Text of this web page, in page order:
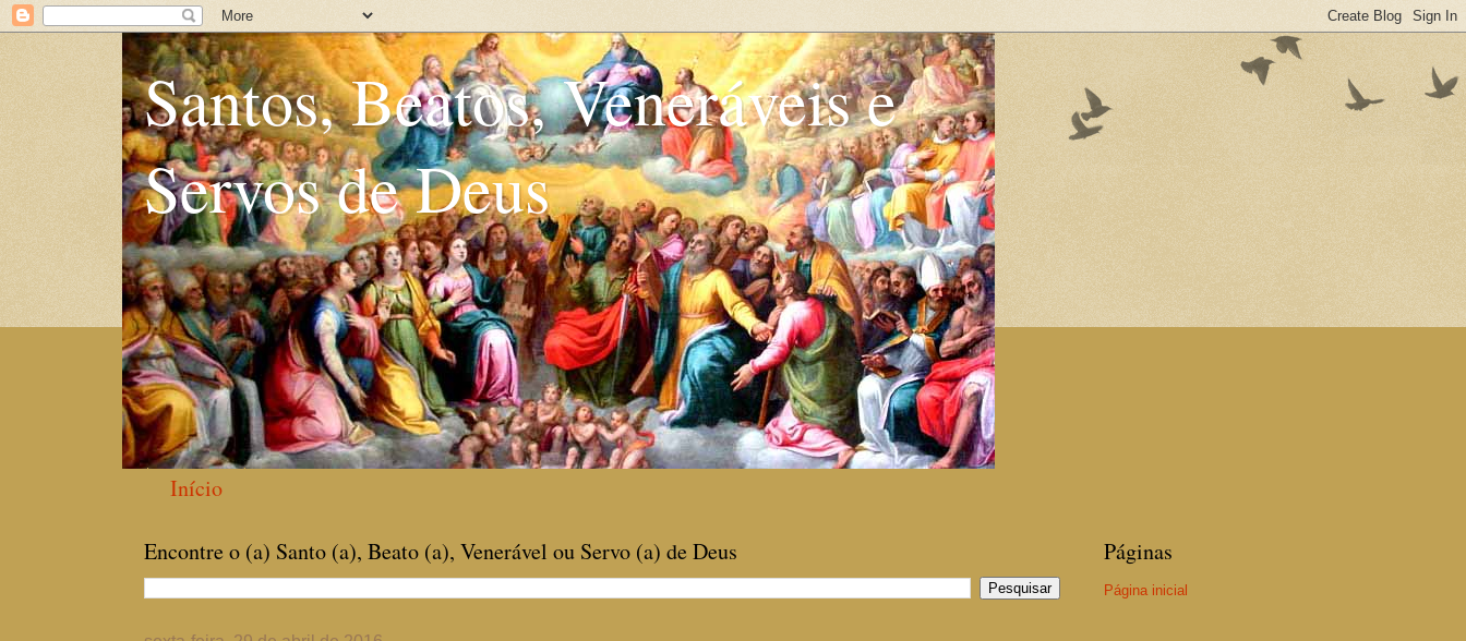
Santos, Beatos, Veneráveis e
Servos de Deus
Início
Encontre o (a) Santo (a), Beato (a), Venerável ou Servo (a) de Deus Páginas
Página inicial